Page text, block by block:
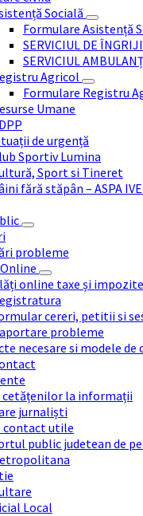
Socială
Formulare Asistență
SERVICIUL DE
SERVICIUL
Agricol
Formulare Registru
Umane
de urgență
Sportiv Lumina
Sport si Tineret
fără stăpân – ASPA
probleme
online taxe și impozite
cereri, petitii si
probleme
necesare si modele de
cetățenilor la informații
jurnaliști
contact utile
public judetean de
Local